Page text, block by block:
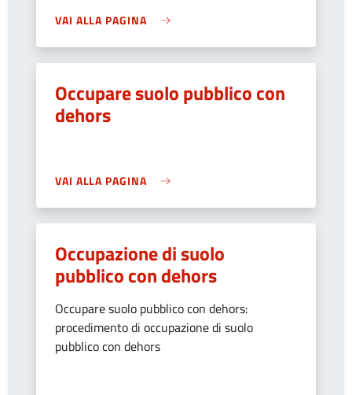
VAI ALLA PAGINA
Occupare suolo pubblico con
dehors
VAI ALLA PAGINA
Occupazione di suolo
pubblico con dehors
Occupare suolo pubblico con dehors:
procedimento di occupazione di suolo
pubblico con dehors